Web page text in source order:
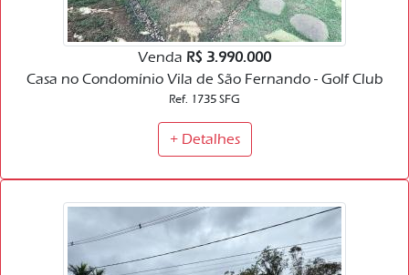
Venda R$ 3.990.000
Casa no Condomínio Vila de São Fernando - Golf Club
Ref. 1735 SFG
+ Detalhes